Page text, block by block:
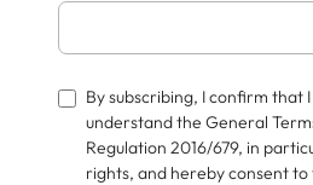
By subscribing, I confirm that
understand the General
Regulation 2016/679, in
rights, and hereby consent